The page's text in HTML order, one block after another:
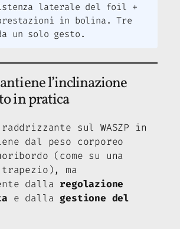
laterale del foil +
in bolina. Tre
un solo gesto.
l’inclinazione
in pratica
sul WASZP in
dal peso corporeo
(come su una
ma
dalla regolazione
e dalla gestione del